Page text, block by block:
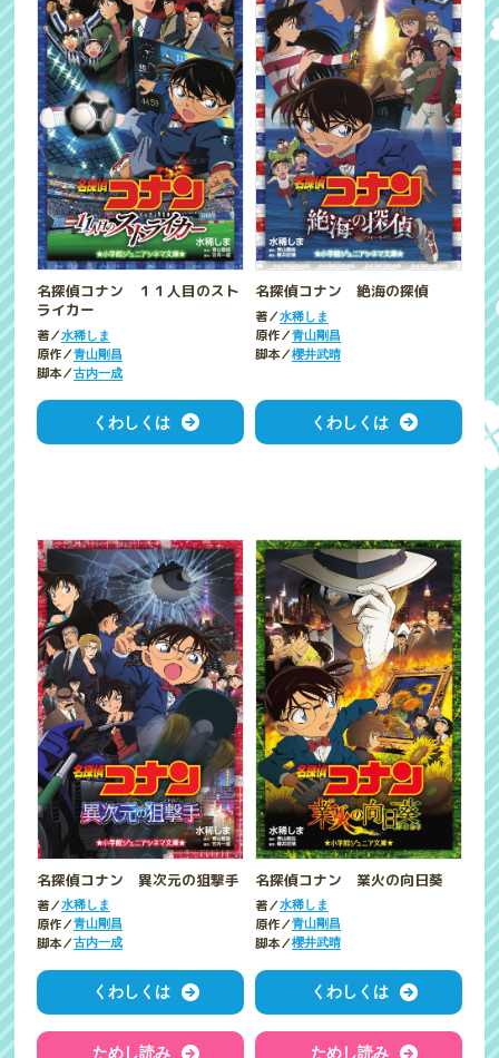
名探偵コナン １１人目のスト
ライカー
著／水稀しま
原作／青山剛昌
脚本／古内一成
くわしくは
名探偵コナン 絶海の探偵
著／水稀しま
原作／青山剛昌
脚本／櫻井武晴
くわしくは
名探偵コナン 異次元の狙撃手
著／水稀しま
原作／青山剛昌
脚本／古内一成
くわしくは
ためし読み
名探偵コナン 業火の向日葵
著／水稀しま
原作／青山剛昌
脚本／櫻井武晴
くわしくは
ためし読み